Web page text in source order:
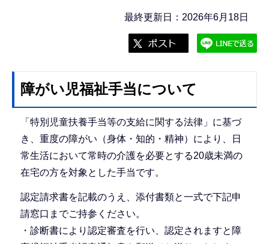
最終更新日：2026年6月18日
障がい児福祉手当について
「特別児童扶養手当等の支給に関する法律」に基づ
き、重度の障がい（身体・知的・精神）により、日
常生活において常時の介護を必要とする20歳未満の
在宅の方を対象とした手当です。
認定請求書を記載のうえ、添付書類と一式で下記申
請窓口までご持参ください。
・診断書により認定審査を行い、認定されますと障